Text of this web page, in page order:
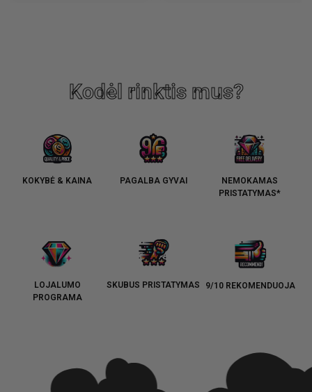
Kodėl rinktis mus?
KOKYBĖ & KAINA PAGALBA GYVAI
NEMOKAMAS
PRISTATYMAS*
LOJALUMO
PROGRAMA
SKUBUS PRISTATYMAS 9/10 REKOMENDUOJA